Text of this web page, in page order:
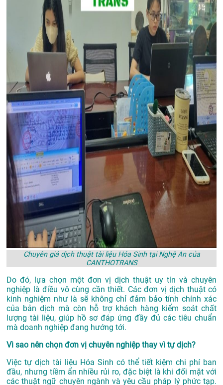
Chuyên giá dịch thuật tài liệu Hóa Sinh tại Nghệ An của
CANTHOTRANS
Do đó, lựa chọn một đơn vị dịch thuật uy tín và chuyên
nghiệp là điều vô cùng cần thiết. Các đơn vị dịch thuật có
kinh nghiệm như là sẽ không chỉ đảm bảo tính chính xác
của bản dịch mà còn hỗ trợ khách hàng kiểm soát chất
lượng tài liệu, giúp hồ sơ đáp ứng đầy đủ các tiêu chuẩn
mà doanh nghiệp đang hướng tới.
Vì sao nên chọn đơn vị chuyên nghiệp thay vì tự dịch?
Việc tự dịch tài liệu Hóa Sinh có thể tiết kiệm chi phí ban
đầu, nhưng tiềm ẩn nhiều rủi ro, đặc biệt là khi đối mặt với
các thuật ngữ chuyên ngành và yêu cầu pháp lý phức tạp.